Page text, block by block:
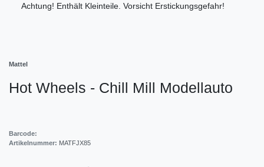
Achtung! Enthält Kleinteile. Vorsicht Erstickungsgefahr!
Mattel
Hot Wheels - Chill Mill Modellauto
Barcode:
Artikelnummer: MATFJX85